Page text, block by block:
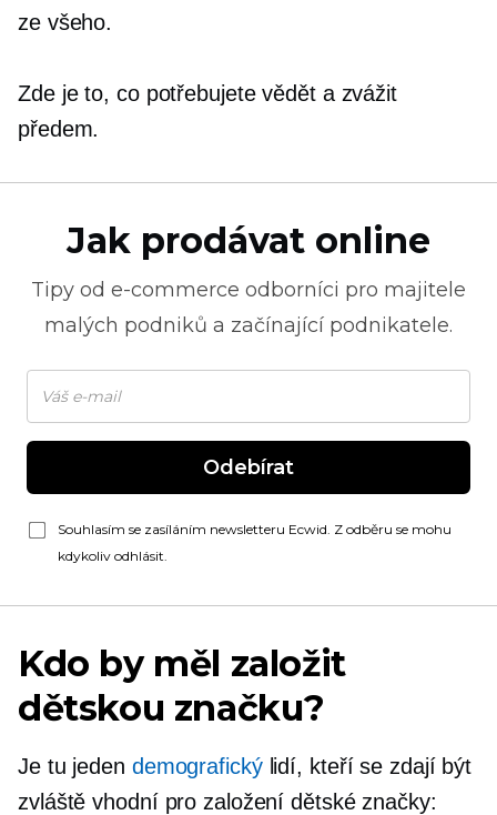
ze všeho.
Zde je to, co potřebujete vědět a zvážit
předem.
Jak prodávat online
Tipy od e-commerce odborníci pro majitele
malých podniků a začínající podnikatele.
Odebírat
Souhlasím se zasíláním newsletteru Ecwid. Z odběru se mohu
kdykoliv odhlásit.
Kdo by měl založit
dětskou značku?
Je tu jeden demografickýlidí, kteří se zdají být
zvláště vhodní pro založení dětské značky: